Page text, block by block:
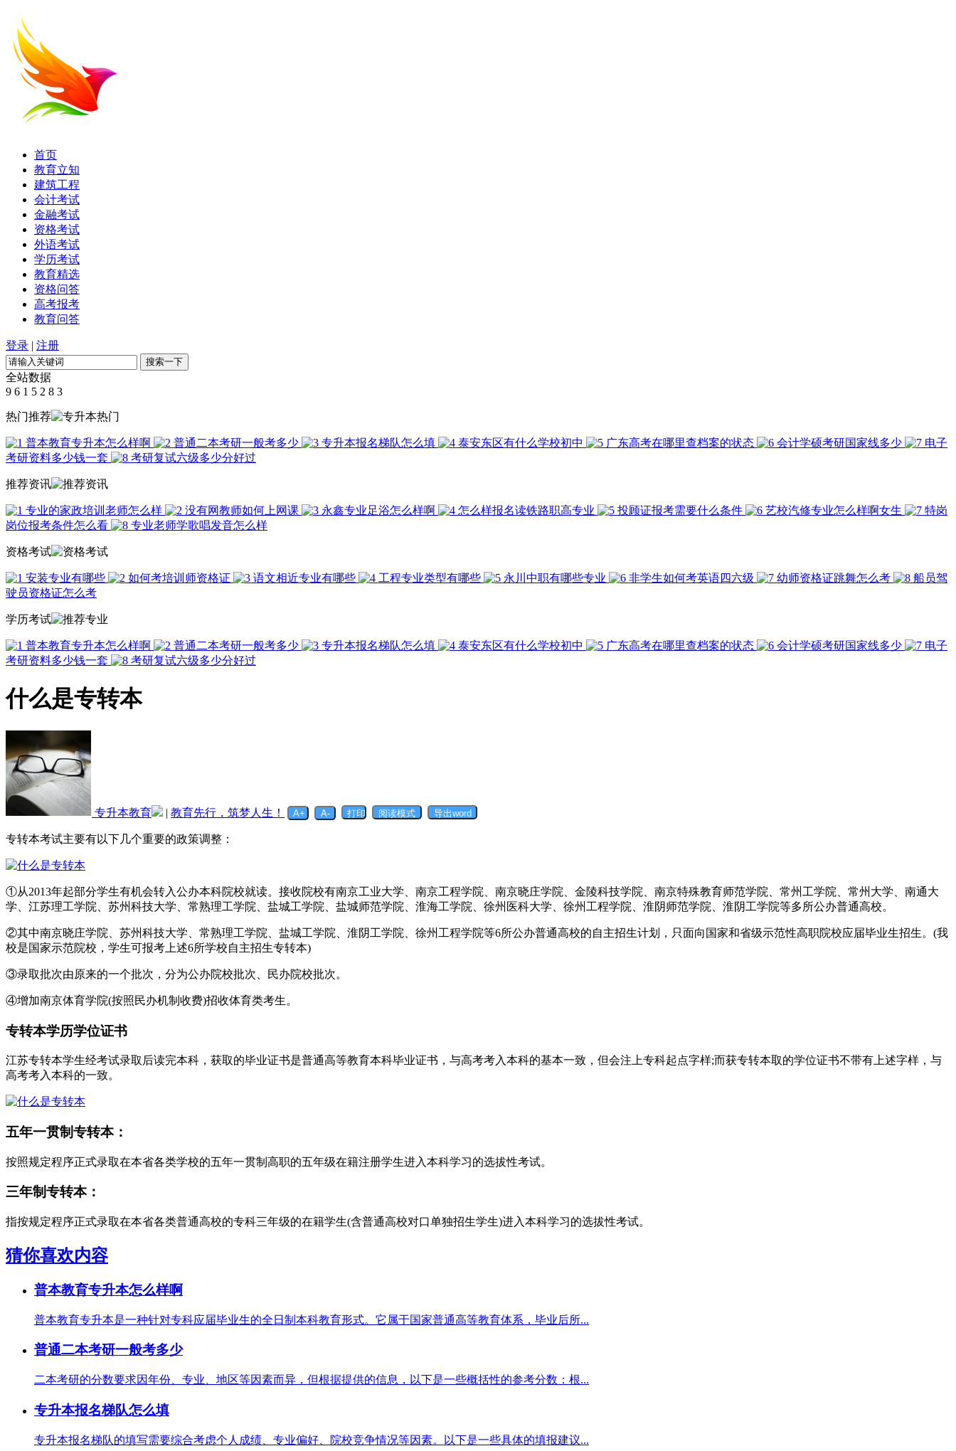
首页
教育立知
建筑工程
会计考试
金融考试
资格考试
外语考试
学历考试
教育精选
资格问答
高考报考
教育问答
登录 | 注册
全站数据
9 6 1 5 2 8 3
热门推荐
普本教育专升本怎么样啊 普通二本考研一般考多少 专升本报名梯队怎么填 泰安东区有什么学校初中 广东高考在哪里查档案的状态 会计学硕考研国家线多少
电子
考研资料多少钱一套
考研复试六级多少分好过
推荐资讯
专业的家政培训老师怎么样 没有网教师如何上网课 永鑫专业足浴怎么样啊 怎么样报名读铁路职高专业 投顾证报考需要什么条件 艺校汽修专业怎么样啊女生
特岗
岗位报考条件怎么看
专业老师学歌唱发音怎么样
资格考试
安装专业有哪些 如何考培训师资格证 语文相近专业有哪些 工程专业类型有哪些 永川中职有哪些专业 非学生如何考英语四六级 幼师资格证跳舞怎么考
船员驾
驶员资格证怎么考
学历考试
普本教育专升本怎么样啊 普通二本考研一般考多少 专升本报名梯队怎么填 泰安东区有什么学校初中 广东高考在哪里查档案的状态 会计学硕考研国家线多少
电子
考研资料多少钱一套
考研复试六级多少分好过
什么是专转本
专升本教育 | 教育先行，筑梦人生！
专转本考试主要有以下几个重要的政策调整：
①从2013年起部分学生有机会转入公办本科院校就读。接收院校有南京工业大学、南京工程学院、南京晓庄学院、金陵科技学院、南京特殊教育师范学院、常州工学院、常州大学、南通大
学、江苏理工学院、苏州科技大学、常熟理工学院、盐城工学院、盐城师范学院、淮海工学院、徐州医科大学、徐州工程学院、淮阴师范学院、淮阴工学院等多所公办普通高校。
②其中南京晓庄学院、苏州科技大学、常熟理工学院、盐城工学院、淮阴工学院、徐州工程学院等6所公办普通高校的自主招生计划，只面向国家和省级示范性高职院校应届毕业生招生。(我
校是国家示范院校，学生可报考上述6所学校自主招生专转本)
③录取批次由原来的一个批次，分为公办院校批次、民办院校批次。
④增加南京体育学院(按照民办机制收费)招收体育类考生。
专转本学历学位证书
江苏专转本学生经考试录取后读完本科，获取的毕业证书是普通高等教育本科毕业证书，与高考考入本科的基本一致，但会注上专科起点字样;而获专转本取的学位证书不带有上述字样，与
高考考入本科的一致。
五年一贯制专转本：
按照规定程序正式录取在本省各类学校的五年一贯制高职的五年级在籍注册学生进入本科学习的选拔性考试。
三年制专转本：
指按规定程序正式录取在本省各类普通高校的专科三年级的在籍学生(含普通高校对口单独招生学生)进入本科学习的选拔性考试。
猜你喜欢内容
普本教育专升本怎么样啊
普本教育专升本是一种针对专科应届毕业生的全日制本科教育形式。它属于国家普通高等教育体系，毕业后所...
普通二本考研一般考多少
二本考研的分数要求因年份、专业、地区等因素而异，但根据提供的信息，以下是一些概括性的参考分数：根...
专升本报名梯队怎么填
专升本报名梯队的填写需要综合考虑个人成绩、专业偏好、院校竞争情况等因素。以下是一些具体的填报建议...